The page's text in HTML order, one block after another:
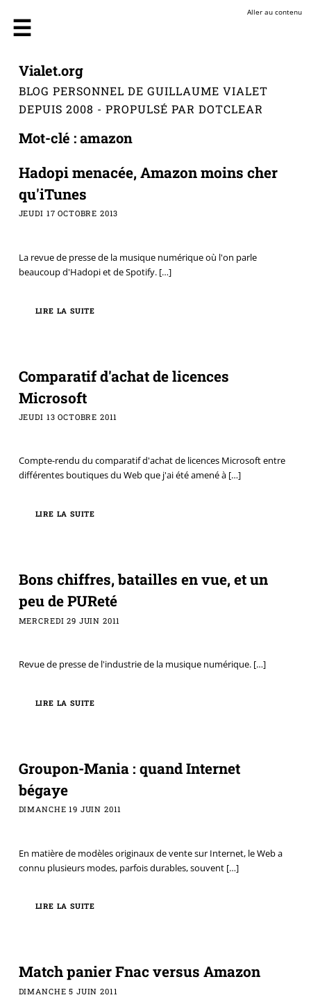
Aller au contenu
Vialet.org
BLOG PERSONNEL DE GUILLAUME VIALET
DEPUIS 2008 - PROPULSÉ PAR DOTCLEAR
Mot-clé : amazon
Hadopi menacée, Amazon moins cher
qu'iTunes
JEUDI 17 OCTOBRE 2013
La revue de presse de la musique numérique où l'on parle
beaucoup d'Hadopi et de Spotify.[…]
LIRE LA SUITE
Comparatif d'achat de licences
Microsoft
JEUDI 13 OCTOBRE 2011
Compte-rendu du comparatif d'achat de licences Microsoft entre
différentes boutiques du Web que j'ai été amené à[…]
LIRE LA SUITE
Bons chiffres, batailles en vue, et un
peu de PUReté
MERCREDI 29 JUIN 2011
Revue de presse de l'industrie de la musique numérique.[…]
LIRE LA SUITE
Groupon-Mania : quand Internet
bégaye
DIMANCHE 19 JUIN 2011
En matière de modèles originaux de vente sur Internet, le Web a
connu plusieurs modes, parfois durables, souvent[…]
LIRE LA SUITE
Match panier Fnac versus Amazon
DIMANCHE 5 JUIN 2011